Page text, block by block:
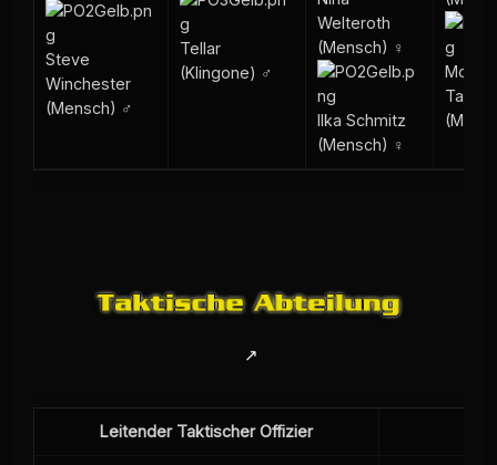
Steve
Winchester
(Mensch) ♂
Tellar
(Klingone) ♂
Welteroth
(Mensch) ♀
Ilka Schmitz
(Mensch) ♀
Mosati
Leitender Taktischer Offizier